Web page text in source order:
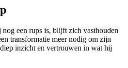
een rups is, blijft zich vasthouden
transformatie meer nodig om zijn
inzicht en vertrouwen in wat hij